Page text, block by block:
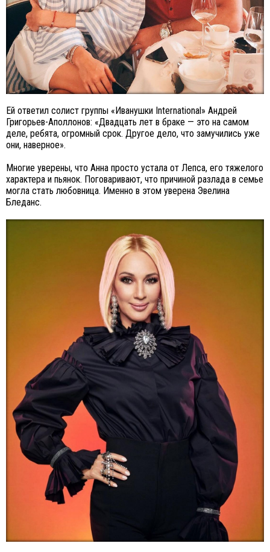
Ей ответил солист группы «Иванушки International» Андрей
Григорьев-Аполлонов: «Двадцать лет в браке — это на самом
деле, ребята, огромный срок. Другое дело, что замучились уже
они, наверное».
Многие уверены, что Анна просто устала от Лепса, его тяжелого
характера и пьянок. Поговаривают, что причиной разлада в семье
могла стать любовница. Именно в этом уверена Эвелина
Бледанс.